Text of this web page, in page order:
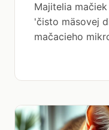
Majitelia
'čisto mäsovej
mačacieho